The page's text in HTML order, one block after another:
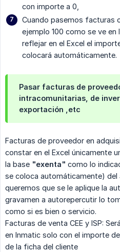
con importe a 0,
Cuando pasemos facturas
ejemplo 100 como se ve en
reflejar en el Excel el
colocará automáticamente.
Pasar facturas de
intracomunitarias, de
exportación ,etc
Facturas de proveedor en
constar en el Excel únicamente
la base "exenta" como lo
se coloca automáticamente) del
queremos que se le aplique la
gravamen a autorepercutir lo
como si es bien o servicio.
Facturas de venta CEE y ISP:
en Inmatic solo con el importe
de la ficha del cliente